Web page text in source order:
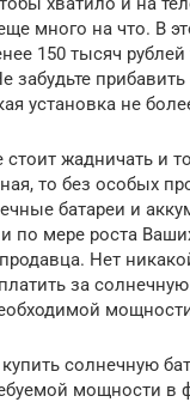
много на что. В
150 тысяч
забудьте
установка не
стоит жадничать и
то без особых
батареи и
по мере роста
Нет
за
солнечную
мощности в